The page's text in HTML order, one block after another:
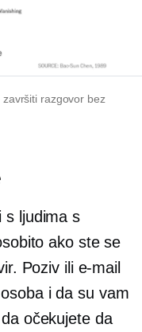
razgovor bez
s ljudima s
ako ste se
Poziv ili e-mail
i da su vam
očekujete da